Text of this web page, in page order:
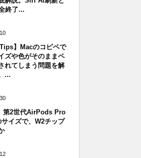
終了...
Tips】Macのコピペで
ズや色がそのままペ
れてしまう問題を解
...
第2世代AirPods Pro
サイズで、W2チップ